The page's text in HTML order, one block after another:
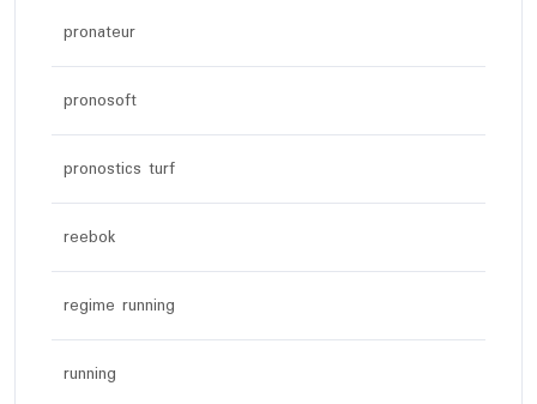
pronateur
pronosoft
pronostics turf
reebok
regime running
running